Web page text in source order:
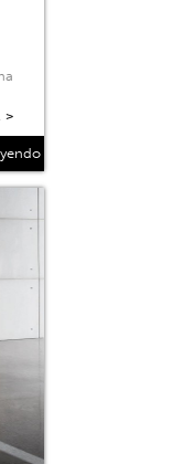
>